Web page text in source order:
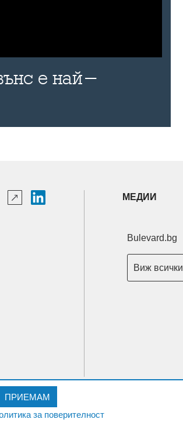
е най-
ПРИЕМАМ
за поверителност
МЕДИИ
Bulevard.bg
Виж всички
© 2026 Ксениум ООД. Всички права запазени.
XeniumCompany.com